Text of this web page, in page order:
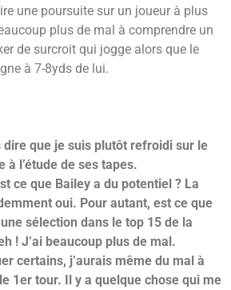
une poursuite sur un joueur à plus
plus de mal à comprendre un
de surcroit qui jogge alors que le
à 7-8yds de lui.
dire que je suis plutôt refroidi sur le
à l’étude de ses tapes.
ce que Bailey a du potentiel ? La
oui. Pour autant, est ce que
sélection dans le top 15 de la
! J’ai beaucoup plus de mal.
certains, j’aurais même du mal à
1er tour. Il y a quelque chose qui me